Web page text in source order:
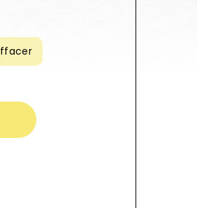
Something in the rain carte de jeu J Jin-ah